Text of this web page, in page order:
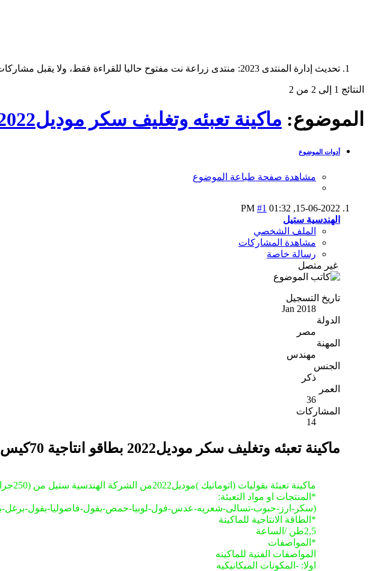
تحديث إدارة المنتدى 2023: منتدى زراعة نت مفتوح حاليا للقراءة فقط، ولا يقبل مشاركات جديدة. يمكنكم استخدام الشريط الظاهر أعلاه للبحث في كافة مواضيع المدوّنة والمنتدى.
النتائج 1 إلى 2 من 2
الموضوع: ماكينة تعبئه وتغليف سكر موديل2022 بطاقو انتاجية 70كيس/دقيقه
أدوات الموضوع
مشاهدة صفحة طباعة الموضوع
15-06-2022,
01:32 PM
#1
الهندسية ستيل
الملف الشخصي
مشاهدة المشاركات
رسالة خاصة
غير متصل
تاريخ التسجيل
Jan 2018
الدولة
مصر
المهنة
مهندس
الجنس
ذكر
العمر
36
المشاركات
14
ماكينة تعبئه وتغليف سكر موديل2022 بطاقو انتاجية 70كيس/دقيقه
ماكينة تعبئة بقوليات (اتوماتيك )موديل2022من الشركة الهندسية ستيل من (250جرام:1000جرام)
*المنتجات او مواد التعبئة:
(سكر-ارز-حبوب-تسالى-شعريه-عدس-فول-لوبيا-حمص-بقول-فاصوليا-بقول-برغل-بذور-
*الطاقة الانتاجية للماكينة
2,5طن /الساعة
*المواصفات
المواصفات الفنية للماكينه
اولا: -المكونات الميكانيكيه